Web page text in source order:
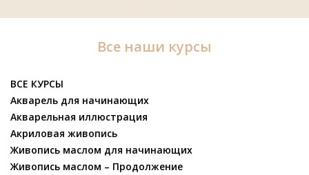
Все наши курсы
ВСЕ КУРСЫ
Акварель для начинающих
Акварельная иллюстрация
Акриловая живопись
Живопись маслом для начинающих
Живопись маслом – Продолжение